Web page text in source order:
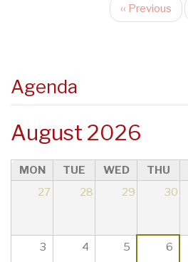
09
10
11
13
‹‹ Previous
Agenda
August 2026
MON TUE WED THU
27
28 29 30
3 4 5 6